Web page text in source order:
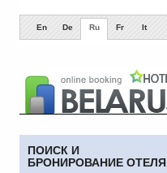
En De Ru Fr It
ПОИСК И
БРОНИРОВАНИЕ ОТЕЛЯ